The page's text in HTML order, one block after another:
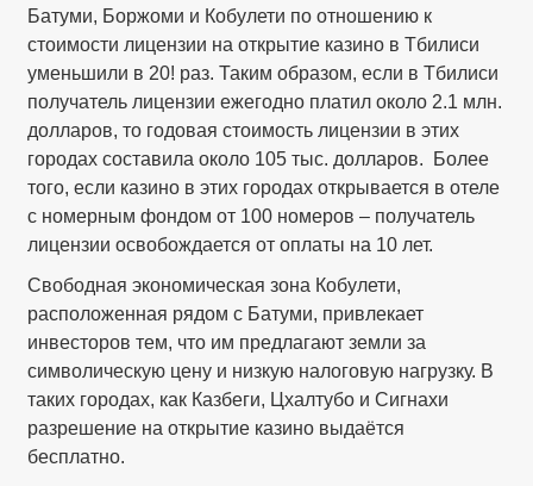
Батуми, Боржоми и Кобулети по отношению к
стоимости лицензии на открытие казино в Тбилиси
уменьшили в 20! раз. Таким образом, если в Тбилиси
получатель лицензии ежегодно платил около 2.1 млн.
долларов, то годовая стоимость лицензии в этих
городах составила около 105 тыс. долларов. Более
того, если казино в этих городах открывается в отеле
с номерным фондом от 100 номеров – получатель
лицензии освобождается от оплаты на 10 лет.
Свободная экономическая зона Кобулети,
расположенная рядом с Батуми, привлекает
инвесторов тем, что им предлагают земли за
символическую цену и низкую налоговую нагрузку. В
таких городах, как Казбеги, Цхалтубо и Сигнахи
разрешение на открытие казино выдаётся
бесплатно.